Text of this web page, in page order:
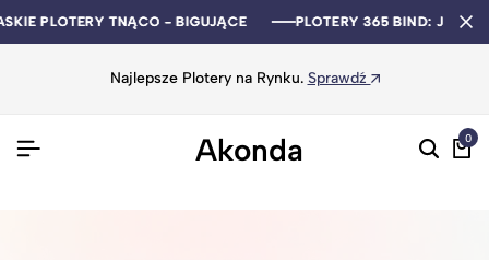
PLOTERY TNĄCO - BIGUJĄCE PLOTERY 365 BIND:
PLOTERY TNĄCO - BIGUJĄCE PLOTERY 365 BIND:
PLOTERY TNĄCO - BIGUJĄCE PLOTERY 365 BIND:
Najlepsze Plotery na Rynku. Sprawdź
Akonda 0